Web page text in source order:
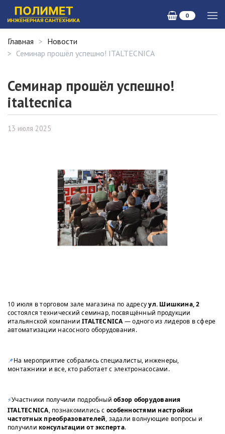
0
Главная
Новости
Семинар прошёл успешно! ITALTECNICA
Семинар прошёл успешно!
italtecnica
13 июля 2025
10 июля в торговом зале магазина по адресуул. Шишкина, 2
состоялся технический семинар, посвящённый продукции
итальянской компанииITALTECNICA— одного из лидеров в сфере
автоматизации насосного оборудования.
📌На мероприятие собрались специалисты, инженеры,
монтажники и все, кто работает с электронасосами.
⚡️Участники получили подробныйобзор оборудования
ITALTECNICA, познакомились с особенностями настройки
частотных преобразователей, задали волнующие вопросы и
получили консультации от эксперта.